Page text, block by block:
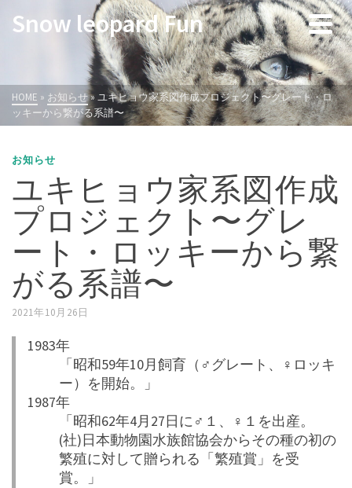
Snow leopard Fun
HOME » お知らせ» ユキヒョウ家系図作成プロジェクト〜グレート・ロ
ッキーから繋がる系譜〜
お知らせ
ユキヒョウ家系図作成
プロジェクト〜グレ
ート・ロッキーから繋
がる系譜〜
2021年10月26日
1983年
「昭和59年10月飼育（♂グレート、♀ロッキ
ー）を開始。」
1987年
「昭和62年4月27日に♂１、♀１を出産。
(社)日本動物園水族館協会からその種の初の
繁殖に対して贈られる「繁殖賞」を受
賞。」